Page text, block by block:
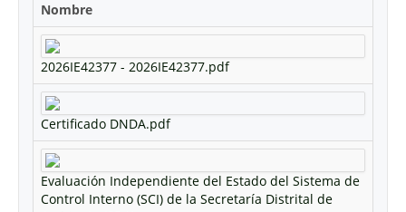
Nombre
2026IE42377 - 2026IE42377.pdf
Certificado DNDA.pdf
Evaluación Independiente del Estado del Sistema de
Control Interno (SCI) de la Secretaría Distrital de